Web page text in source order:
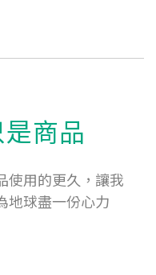
商品
使用的更久，讓我
地球盡一份心力